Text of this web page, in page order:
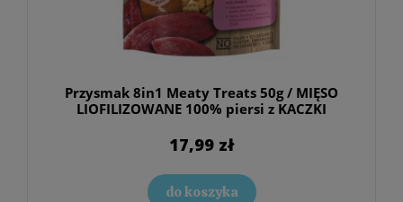
Przysmak 8in1 Meaty Treats 50g / MIĘSO
LIOFILIZOWANE 100% piersi z KACZKI
17,99 zł
do koszyka